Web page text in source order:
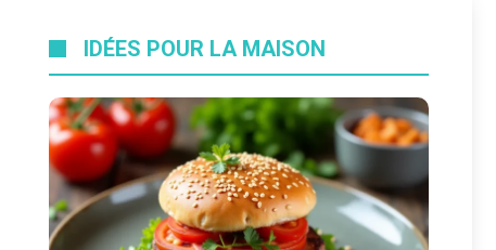
IDÉES POUR LA MAISON